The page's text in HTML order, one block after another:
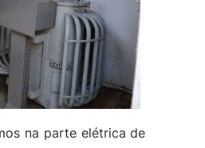
na parte elétrica de